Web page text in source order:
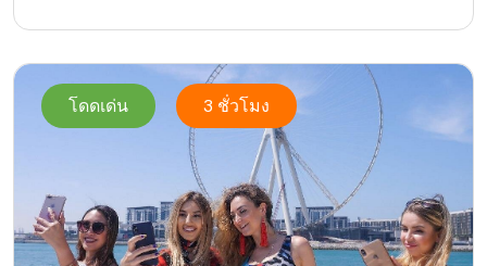
โดดเด่น 3 ชั่วโมง